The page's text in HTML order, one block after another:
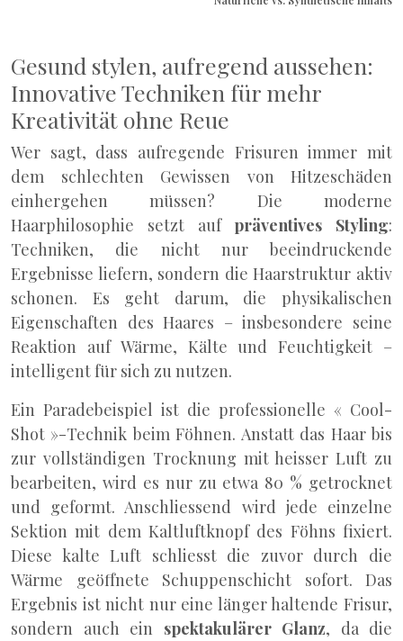
Gesund stylen, aufregend aussehen:
Innovative Techniken für mehr
Kreativität ohne Reue
Wer sagt, dass aufregende Frisuren immer mit
dem schlechten Gewissen von Hitzeschäden
einhergehen müssen? Die moderne
Haarphilosophie setzt auf präventives Styling:
Techniken, die nicht nur beeindruckende
Ergebnisse liefern, sondern die Haarstruktur aktiv
schonen. Es geht darum, die physikalischen
Eigenschaften des Haares – insbesondere seine
Reaktion auf Wärme, Kälte und Feuchtigkeit –
intelligent für sich zu nutzen.
Ein Paradebeispiel ist die professionelle « Cool-
Shot »-Technik beim Föhnen. Anstatt das Haar bis
zur vollständigen Trocknung mit heisser Luft zu
bearbeiten, wird es nur zu etwa 80 % getrocknet
und geformt. Anschliessend wird jede einzelne
Sektion mit dem Kaltluftknopf des Föhns fixiert.
Diese kalte Luft schliesst die zuvor durch die
Wärme geöffnete Schuppenschicht sofort. Das
Ergebnis ist nicht nur eine länger haltende Frisur,
sondern auch ein spektakulärer Glanz, da die